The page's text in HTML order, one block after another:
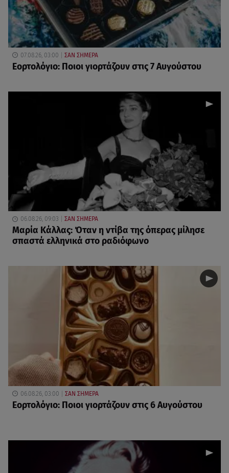
07.08.26, 03:00 ΣΑΝ ΣΗΜΕΡΑ
Εορτολόγιο: Ποιοι γιορτάζουν στις 7 Αυγούστου
06.08.26, 09:03 ΣΑΝ ΣΗΜΕΡΑ
Μαρία Κάλλας: Όταν η ντίβα της όπερας μίλησε
σπαστά ελληνικά στο ραδιόφωνο
06.08.26, 03:00 ΣΑΝ ΣΗΜΕΡΑ
Εορτολόγιο: Ποιοι γιορτάζουν στις 6 Αυγούστου